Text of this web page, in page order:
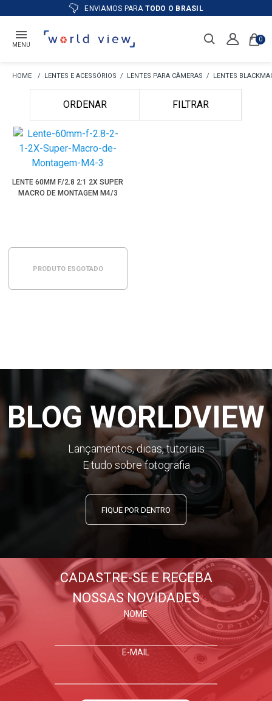
ENVIAMOS PARA TODO O BRASIL
MENU
0
LENTES E ACESSÓRIOS LENTES PARA CÂMERAS LENTES
ORDENAR FILTRAR
LENTE 60MM F/2.8 2:1 2X SUPER
MACRO DE MONTAGEM M4/3
PRODUTO ESGOTADO
BLOG WORLDVIEW
Lançamentos, dicas, tutoriais
E tudo sobre fotografia
FIQUE POR DENTRO
CADASTRE-SE E RECEBA
NOSSAS NOVIDADES
NOME
E-MAIL